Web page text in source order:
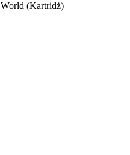
(Kartridż)